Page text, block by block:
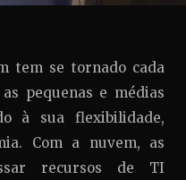
tem se tornado cada
pequenas e médias
à sua flexibilidade,
Com a nuvem, as
recursos de TI